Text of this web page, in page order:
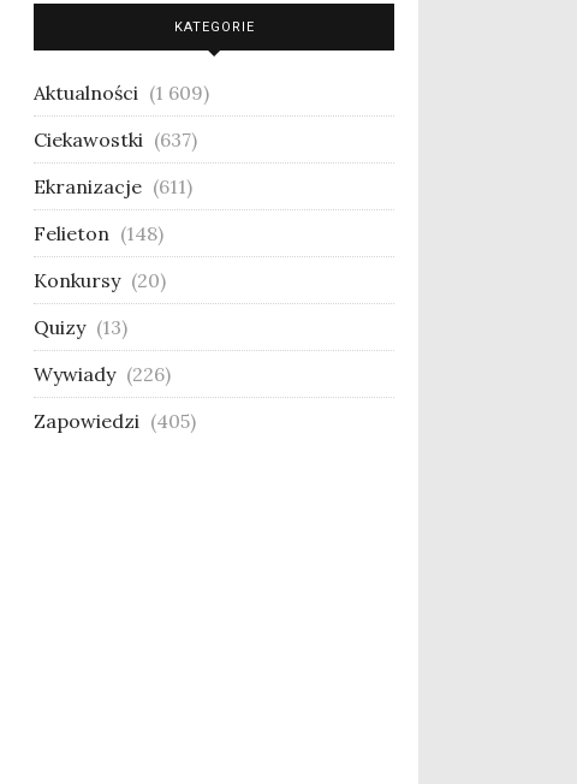
KATEGORIE
Aktualności (1 609)
Ciekawostki (637)
Ekranizacje (611)
Felieton (148)
Konkursy (20)
Quizy (13)
Wywiady (226)
Zapowiedzi (405)